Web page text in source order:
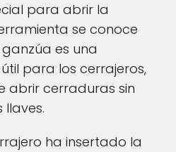
para abrir la
se conoce
es una
para los cerrajeros,
abrir cerraduras sin
llaves.
ha insertado la